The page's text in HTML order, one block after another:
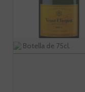
Botella de 75cl.